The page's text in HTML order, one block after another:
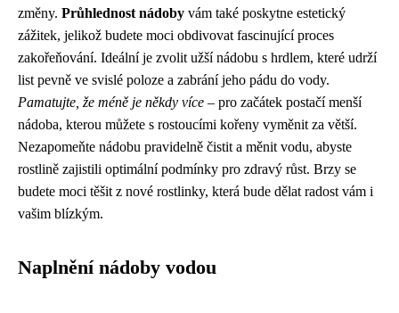
změny. Průhlednost nádoby vám také poskytne estetický
zážitek, jelikož budete moci obdivovat fascinující proces
zakořeňování. Ideální je zvolit užší nádobu s hrdlem, které udrží
list pevně ve svislé poloze a zabrání jeho pádu do vody.
Pamatujte, že méně je někdy více – pro začátek postačí menší
nádoba, kterou můžete s rostoucími kořeny vyměnit za větší.
Nezapomeňte nádobu pravidelně čistit a měnit vodu, abyste
rostlině zajistili optimální podmínky pro zdravý růst. Brzy se
budete moci těšit z nové rostlinky, která bude dělat radost vám i
vašim blízkým.
Naplnění nádoby vodou